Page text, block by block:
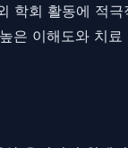
회 활동에 적
은 이해도와 치